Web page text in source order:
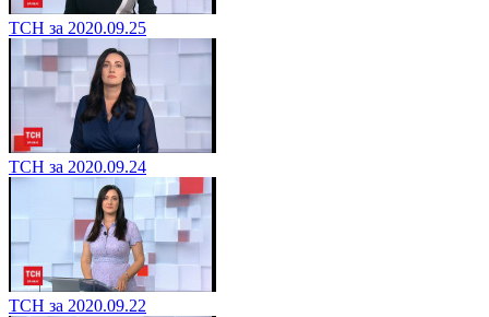
ТСН за 2020.09.25
ТСН за 2020.09.24
ТСН за 2020.09.22